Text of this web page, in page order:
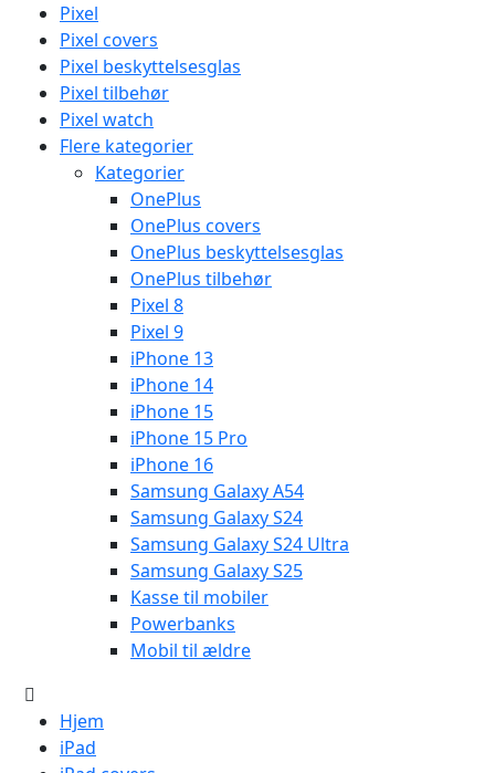
Pixel
Pixel covers
Pixel beskyttelsesglas
Pixel tilbehør
Pixel watch
Flere kategorier
Kategorier
OnePlus
OnePlus covers
OnePlus beskyttelsesglas
OnePlus tilbehør
Pixel 8
Pixel 9
iPhone 13
iPhone 14
iPhone 15
iPhone 15 Pro
iPhone 16
Samsung Galaxy A54
Samsung Galaxy S24
Samsung Galaxy S24 Ultra
Samsung Galaxy S25
Kasse til mobiler
Powerbanks
Mobil til ældre
Hjem
iPad